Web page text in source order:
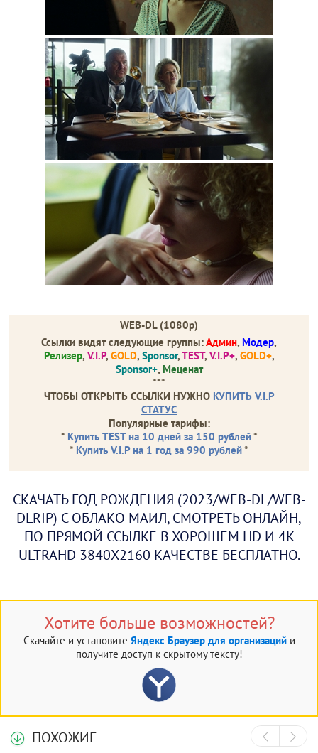
WEB-DL (1080p)
Ссылки видят следующие группы:Админ, Модер,
Релизер, V.I.P, GOLD, Sponsor,TEST, V.I.P+, GOLD+,
Sponsor+, Меценат
***
ЧТОБЫ ОТКРЫТЬ ССЫЛКИ НУЖНО КУПИТЬ V.I.P
СТАТУС
Популярные тарифы:
* Купить TEST на 10 дней за 150 рублей*
* Купить V.I.P на 1 год за 990 рублей*
СКАЧАТЬ ГОД РОЖДЕНИЯ (2023/WEB-DL/WEB-
DLRIP) С ОБЛАКО МАИЛ, СМОТРЕТЬ ОНЛАЙН,
ПО ПРЯМОЙ ССЫЛКЕ В ХОРОШЕМ HD И 4K
ULTRAHD 3840X2160 КАЧЕСТВЕ БЕСПЛАТНО.
Хотите больше возможностей?
Скачайте и установите Яндекс Браузер для организацийи
получите доступ к скрытому тексту!
ПОХОЖИЕ